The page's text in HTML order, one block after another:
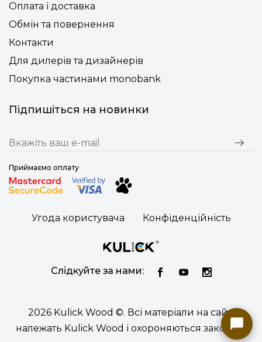
Оплата і доставка
Обмін та повернення
Контакти
Для дилерів та дизайнерів
Покупка частинами monobank
Підпишіться на новинки
Приймаємо оплату
Угода користувача Конфіденційність
Слідкуйте за нами:
2026 Kulick Wood ©. Всі матеріали на сайті
належать Kulick Wood і охороняються законом.